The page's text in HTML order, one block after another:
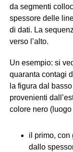
da segmenti
spessore delle
di dati. La
verso l’alto.
Un esempio: si
quaranta contagi
la figura dal
provenienti
colore nero
il primo, con
dallo